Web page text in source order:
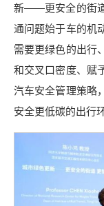
新——更安全的街
通问题始于车的机
需要更绿色的出行
和交叉口密度、赋
汽车安全管理策略
安全更低碳的出行